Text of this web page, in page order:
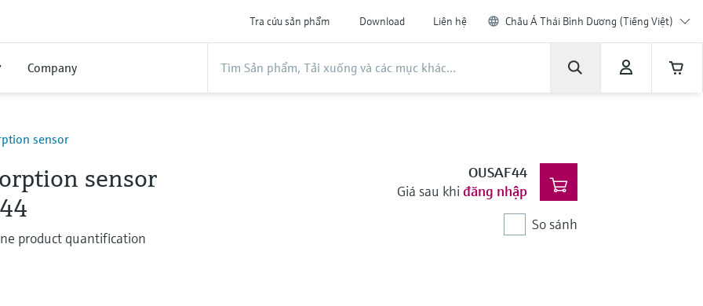
Tra cứu sản phẩm Download Liên hệ Châu Á Thái Bình Dương (Tiếng Việt)
Company
sensor
sensor
product quantification
OUSAF44
Giá sau khi đăng nhập
So sánh